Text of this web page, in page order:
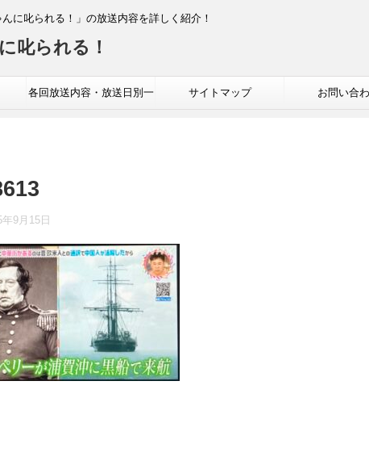
に叱られる！」の放送内容を詳しく紹介！
叱られる！
各回放送内容・放送日別一 サイトマップ お問い合
年9月15日